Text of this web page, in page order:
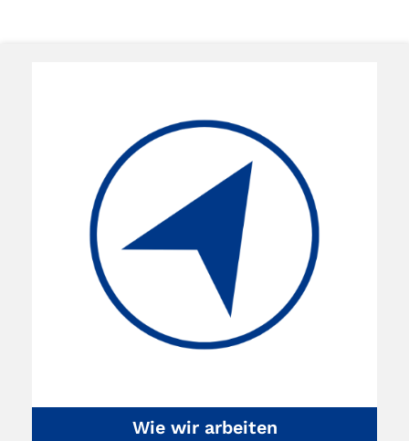
Wie wir arbeiten